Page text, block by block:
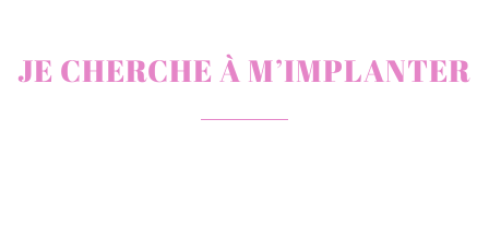
JE CHERCHE À M’IMPLANTER